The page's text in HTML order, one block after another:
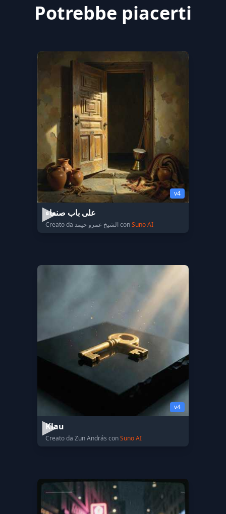
Potrebbe piacerti
v4
على باب صنعاء
Creato da الشيخ عمرو حيمد conSuno AI
v4
Klau
Creato da Zun András conSuno AI